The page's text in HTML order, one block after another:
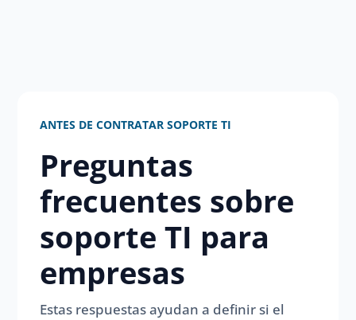
ANTES DE CONTRATAR SOPORTE TI
Preguntas
frecuentes sobre
soporte TI para
empresas
Estas respuestas ayudan a definir si el